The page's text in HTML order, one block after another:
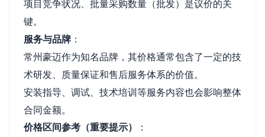
项目竞争状况、批量采购数量（批发）是议价的关
键。
服务与品牌 ：
常州豪迈作为知名品牌，其价格通常包含了一定的技
术研发、质量保证和售后服务体系的价值。
安装指导、调试、技术培训等服务内容也会影响整体
合同金额。
价格区间参考（重要提示）
：